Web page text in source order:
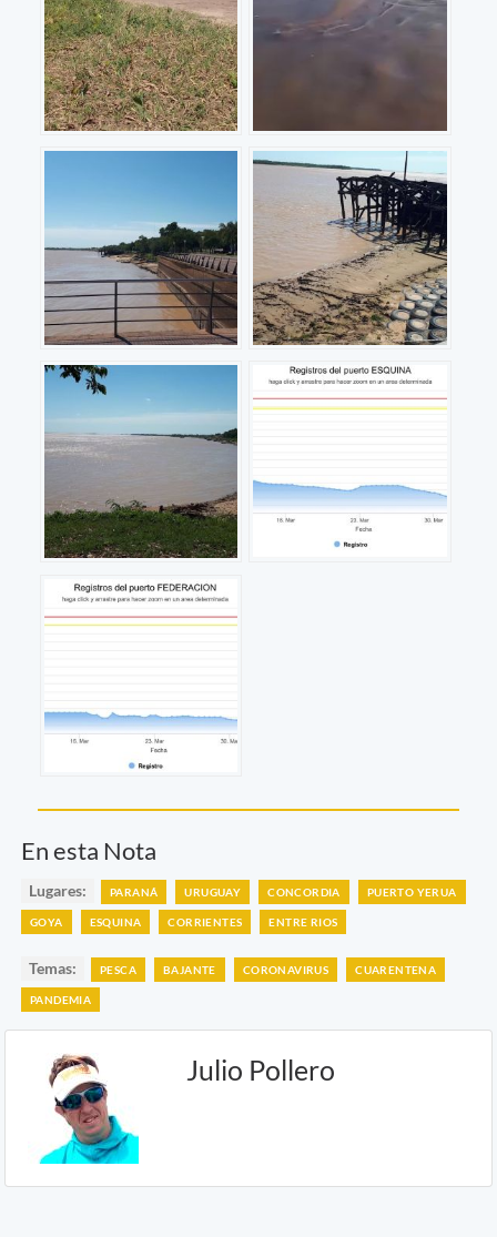
En esta Nota
Lugares: PARANÁ URUGUAY CONCORDIA PUERTO YERUA
GOYA ESQUINA CORRIENTES ENTRE RIOS
Temas: PESCA BAJANTE CORONAVIRUS CUARENTENA
PANDEMIA
Julio Pollero